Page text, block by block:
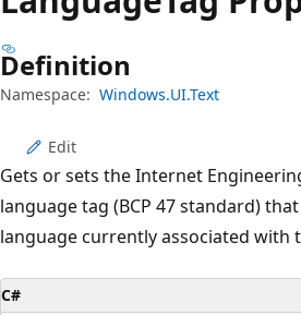
Definition
Namespace: Windows.UI.Text
Edit
Gets or sets the Internet
language tag (BCP 47 standard)
language currently associated with
C#